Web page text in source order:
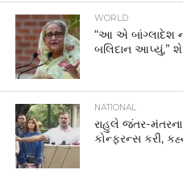
WORLD
“આ એ બાંગ્લાદેશ
બલિદાન આપ્યું,”
NATIONAL
રાહુલે જંતર-
કોન્ફરન્સ કરી,